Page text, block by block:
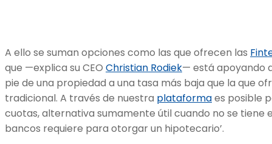
A ello se suman opciones como las que ofrecen las
que —explica su CEO Christian Rodiek— está apoyando
pie de una propiedad a una tasa más baja que la que
tradicional. A través de nuestra plataformaes posible
cuotas, alternativa sumamente útil cuando no se tiene
bancos requiere para otorgar un hipotecario’.